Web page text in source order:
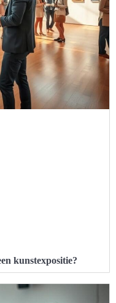
kunstexpositie?